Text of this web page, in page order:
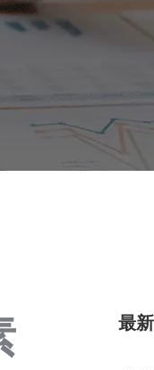
最